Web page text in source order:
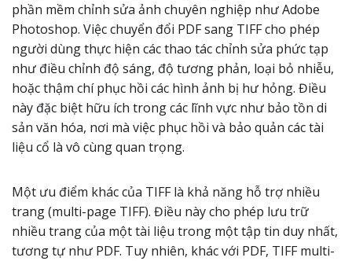
phần mềm chỉnh sửa ảnh chuyên nghiệp như Adobe
Photoshop. Việc chuyển đổi PDF sang TIFF cho phép
người dùng thực hiện các thao tác chỉnh sửa phức tạp
như điều chỉnh độ sáng, độ tương phản, loại bỏ nhiễu,
hoặc thậm chí phục hồi các hình ảnh bị hư hỏng. Điều
này đặc biệt hữu ích trong các lĩnh vực như bảo tồn di
sản văn hóa, nơi mà việc phục hồi và bảo quản các tài
liệu cổ là vô cùng quan trọng.
Một ưu điểm khác của TIFF là khả năng hỗ trợ nhiều
trang (multi-page TIFF). Điều này cho phép lưu trữ
nhiều trang của một tài liệu trong một tập tin duy nhất,
tương tự như PDF. Tuy nhiên, khác với PDF, TIFF multi-